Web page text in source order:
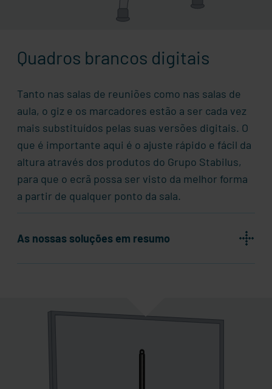
Quadros brancos digitais
Tanto nas salas de reuniões como nas salas de
aula, o giz e os marcadores estão a ser cada vez
mais substituídos pelas suas versões digitais. O
que é importante aqui é o ajuste rápido e fácil da
altura através dos produtos do Grupo Stabilus,
para que o ecrã possa ser visto da melhor forma
a partir de qualquer ponto da sala.
As nossas soluções em resumo